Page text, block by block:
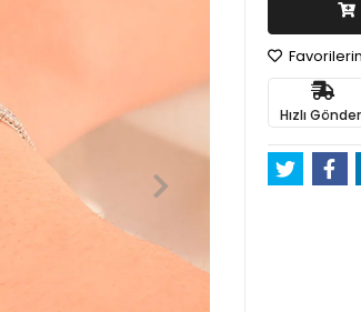
Hızlı